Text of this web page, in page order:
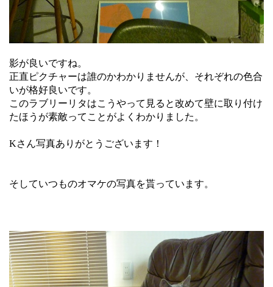
影が良いですね。
正直ピクチャーは誰のかわかりませんが、それぞれの色合
いが格好良いです。
このラブリーリタはこうやって見ると改めて壁に取り付け
たほうが素敵ってことがよくわかりました。
Kさん写真ありがとうございます！
そしていつものオマケの写真を貰っています。